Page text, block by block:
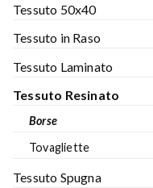
Tessuto 50x40
Tessuto in Raso
Tessuto Laminato
Tessuto Resinato
Borse
Tovagliette
Tessuto Spugna